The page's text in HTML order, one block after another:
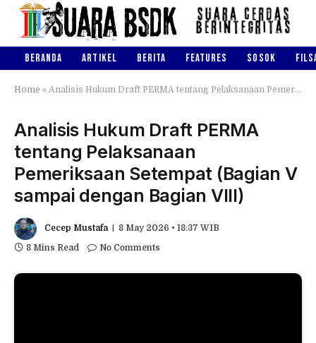
BERANDA ARTIKEL BERITA FEATURES SOSOK
Home » Analisis Hukum Draft PERMA tentang Pelaksanaan Pemeriksaan Setempat (Bagian V sampai dengan Bagian VIII)
Analisis Hukum Draft PERMA
tentang Pelaksanaan
Pemeriksaan Setempat (Bagian V
sampai dengan Bagian VIII)
Cecep Mustafa
8 May 2026 • 18:37 WIB
8 Mins Read
No Comments